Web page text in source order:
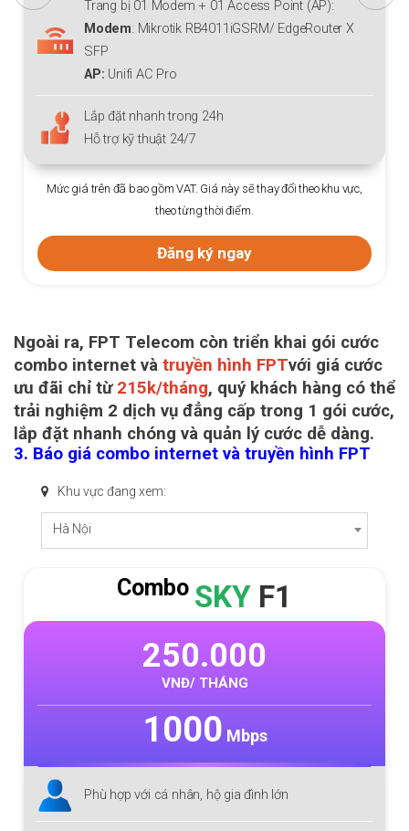
+ 01 Access Point (AP):
RB4011iGSRM/ EdgeRouter X
Giá này sẽ thay đổi theo khu vực,
ký ngay
Trang bị 01
Modem Mikrotik
Mức giá trên đã bao gồm
Đăng
Ngoài ra, FPT Telecom còn triển khai gói cước
combo internet và truyền hình FPTvới giá cước
ưu đãi chỉ từ 215k/tháng, quý khách hàng có thể
trải nghiệm 2 dịch vụ đẳng cấp trong 1 gói cước,
lắp đặt nhanh chóng và quản lý cước dễ dàng.
3. Báo giá combo internet và truyền hình FPT
Khu vực đang xem:
Hà Nội
Combo SKY F1
250.000
VNĐ/ THÁNG
1000 Mbps
Phù hợp với cá nhân, hộ gia đình lớn